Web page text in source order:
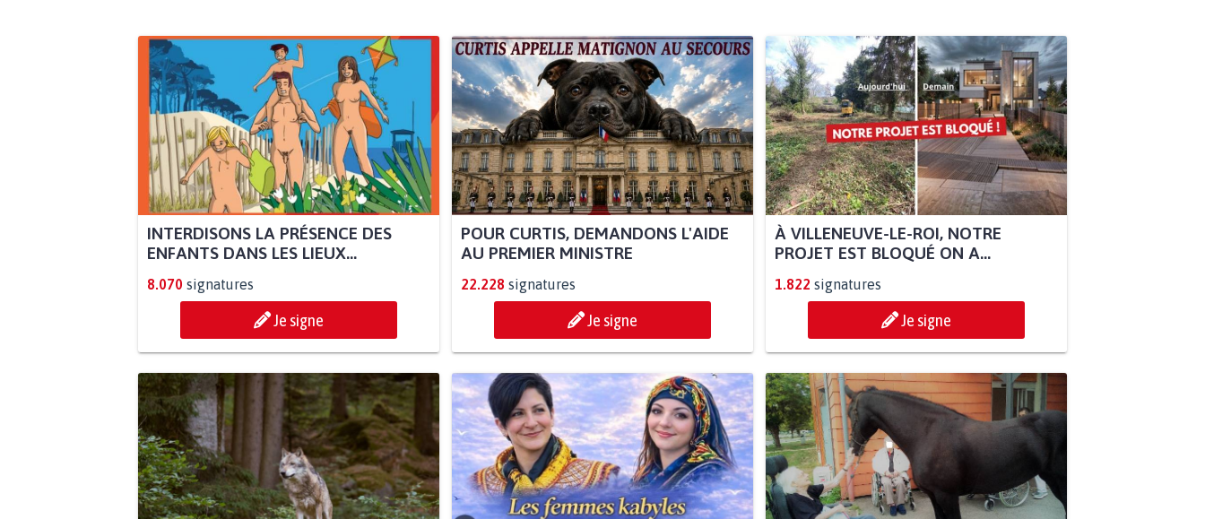
INTERDISONS LA PRÉSENCE DES
ENFANTS DANS LES LIEUX...
8.070 signatures
Je signe
POUR CURTIS, DEMANDONS L'AIDE
AU PREMIER MINISTRE
22.228 signatures
Je signe
À VILLENEUVE-LE-ROI, NOTRE
PROJET EST BLOQUÉ ON A...
1.822 signatures
Je signe